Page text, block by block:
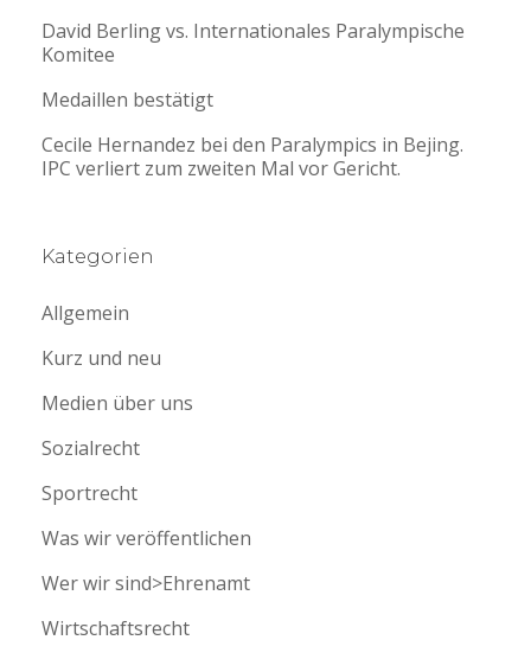
David Berling vs. Internationales Paralympische
Komitee
Medaillen bestätigt
Cecile Hernandez bei den Paralympics in Bejing.
IPC verliert zum zweiten Mal vor Gericht.
Kategorien
Allgemein
Kurz und neu
Medien über uns
Sozialrecht
Sportrecht
Was wir veröffentlichen
Wer wir sind>Ehrenamt
Wirtschaftsrecht